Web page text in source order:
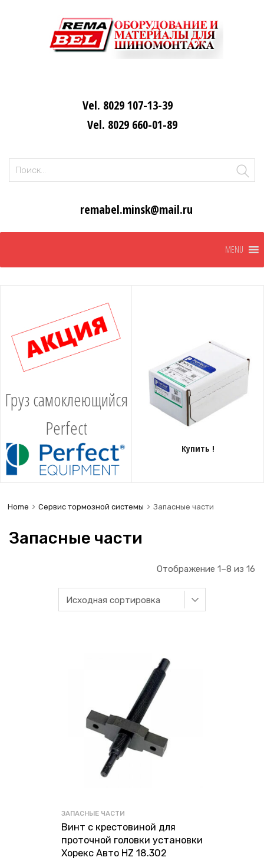
Vel. 8029 107-13-39
Vel. 8029 660-01-89
Найти:
remabel.minsk@mail.ru
content
MENU
Груз самоклеющийся
Perfect
Купить !
Home Сервис тормозной системы Запасные части
Запасные части
Отображение 1–8 из 16
ЗАПАСНЫЕ ЧАСТИ
Винт с крестовиной для
проточной головки установки
Хорекс Авто HZ 18.302